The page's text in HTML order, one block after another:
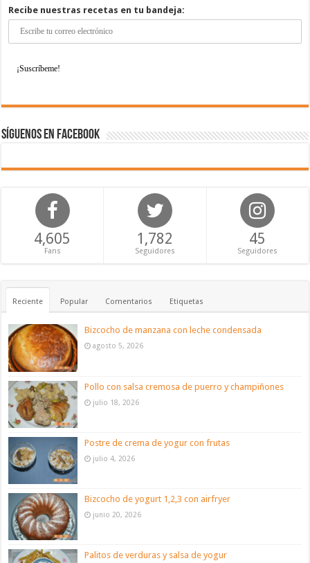
Recibe nuestras recetas en tu bandeja:
Síguenos en Facebook
4,605
Fans
1,782
Seguidores
45
Seguidores
Reciente Popular Comentarios Etiquetas
Bizcocho de manzana con leche condensada
agosto 5, 2026
Pollo con salsa cremosa de puerro y champiñones
julio 18, 2026
Postre de crema de yogur con frutas
julio 4, 2026
Bizcocho de yogurt 1,2,3 con airfryer
junio 20, 2026
Palitos de verduras y salsa de yogur